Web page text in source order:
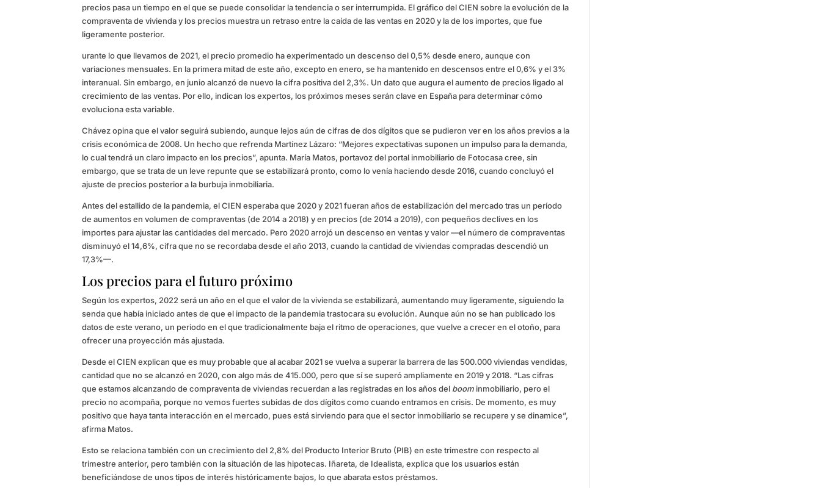
precios pasa un tiempo en el que se puede consolidar la tendencia o ser interrumpida. El gráfico del CIEN sobre la evolución de la
compraventa de vivienda y los precios muestra un retraso entre la caída de las ventas en 2020 y la de los importes, que fue
ligeramente posterior.
urante lo que llevamos de 2021, el precio promedio ha experimentado un descenso del 0,5% desde enero, aunque con
variaciones mensuales. En la primera mitad de este año, excepto en enero, se ha mantenido en descensos entre el 0,6% y el 3%
interanual. Sin embargo, en junio alcanzó de nuevo la cifra positiva del 2,3%. Un dato que augura el aumento de precios ligado al
crecimiento de las ventas. Por ello, indican los expertos, los próximos meses serán clave en España para determinar cómo
evoluciona esta variable.
Chávez opina que el valor seguirá subiendo, aunque lejos aún de cifras de dos dígitos que se pudieron ver en los años previos a la
crisis económica de 2008. Un hecho que refrenda Martínez Lázaro: “Mejores expectativas suponen un impulso para la demanda,
lo cual tendrá un claro impacto en los precios”, apunta. María Matos, portavoz del portal inmobiliario de Fotocasa cree, sin
embargo, que se trata de un leve repunte que se estabilizará pronto, como lo venía haciendo desde 2016, cuando concluyó el
ajuste de precios posterior a la burbuja inmobiliaria.
Antes del estallido de la pandemia, el CIEN esperaba que 2020 y 2021 fueran años de estabilización del mercado tras un período
de aumentos en volumen de compraventas (de 2014 a 2018) y en precios (de 2014 a 2019), con pequeños declives en los
importes para ajustar las cantidades del mercado. Pero 2020 arrojó un descenso en ventas y valor —el número de compraventas
disminuyó el 14,6%, cifra que no se recordaba desde el año 2013, cuando la cantidad de viviendas compradas descendió un
17,3%—.
Los precios para el futuro próximo
Según los expertos, 2022 será un año en el que el valor de la vivienda se estabilizará, aumentando muy ligeramente, siguiendo la
senda que había iniciado antes de que el impacto de la pandemia trastocara su evolución. Aunque aún no se han publicado los
datos de este verano, un periodo en el que tradicionalmente baja el ritmo de operaciones, que vuelve a crecer en el otoño, para
ofrecer una proyección más ajustada.
Desde el CIEN explican que es muy probable que al acabar 2021 se vuelva a superar la barrera de las 500.000 viviendas vendidas,
cantidad que no se alcanzó en 2020, con algo más de 415.000, pero que sí se superó ampliamente en 2019 y 2018. “Las cifras
que estamos alcanzando de compraventa de viviendas recuerdan a las registradas en los años del boom inmobiliario, pero el
precio no acompaña, porque no vemos fuertes subidas de dos dígitos como cuando entramos en crisis. De momento, es muy
positivo que haya tanta interacción en el mercado, pues está sirviendo para que el sector inmobiliario se recupere y se dinamice”,
afirma Matos.
Esto se relaciona también con un crecimiento del 2,8% del Producto Interior Bruto (PIB) en este trimestre con respecto al
trimestre anterior, pero también con la situación de las hipotecas. Iñareta, de Idealista, explica que los usuarios están
beneficiándose de unos tipos de interés históricamente bajos, lo que abarata estos préstamos.